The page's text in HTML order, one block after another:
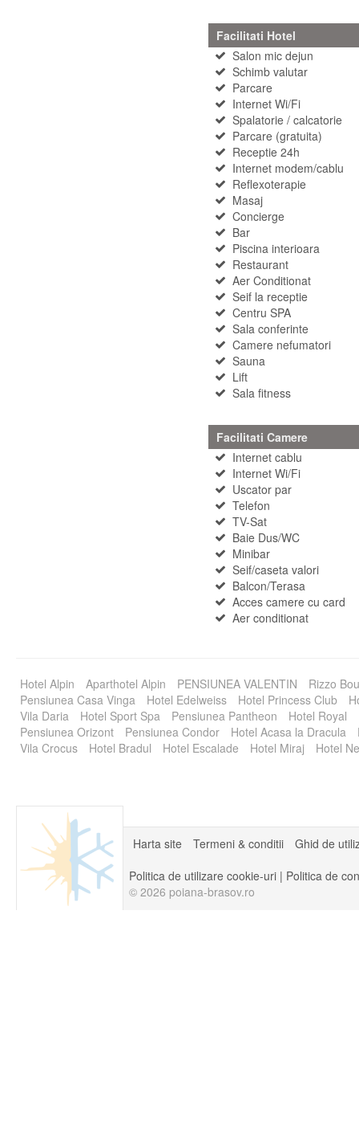
Facilitati Hotel
Salon mic dejun
Schimb valutar
Parcare
Internet Wi/Fi
Spalatorie / calcatorie
Parcare (gratuita)
Receptie 24h
Internet modem/cablu
Reflexoterapie
Masaj
Concierge
Bar
Piscina interioara
Restaurant
Aer Conditionat
Seif la receptie
Centru SPA
Sala conferinte
Camere nefumatori
Sauna
Lift
Sala fitness
Facilitati Camere
Internet cablu
Internet Wi/Fi
Uscator par
Telefon
TV-Sat
Baie Dus/WC
Minibar
Seif/caseta valori
Balcon/Terasa
Acces camere cu card
Aer conditionat
Hotel Alpin Aparthotel Alpin PENSIUNEA VALENTIN
Rizzo
Pensiunea Casa Vinga
Hotel Edelweiss Hotel Princess Club
Vila Daria
Hotel Sport Spa Pensiunea Pantheon Hotel Royal
Pensiunea Orizont
Pensiunea Condor Hotel Acasa la Dracula
Vila Crocus
Hotel Bradul Hotel Escalade Hotel Miraj Hotel
Harta site Termeni & conditii
Ghid de
Politica de utilizare cookie-uri | Politica de
© 2026 poiana-brasov.ro